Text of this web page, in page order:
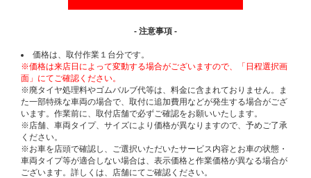
- 注意事項 -
価格は、取付作業１台分です。
※価格は来店日によって変動する場合がございますので、「日程選択画
面」にてご確認ください。
※廃タイヤ処理料やゴムバルブ代等は、料金に含まれておりません。ま
た一部特殊な車両の場合で、取付に追加費用などが発生する場合がござ
います。作業前に、取付店舗で必ずご確認をお願いいたします。
※店舗、車両タイプ、サイズにより価格が異なりますので、予めご了承
ください。
※お車を店頭で確認し、ご選択いただいたサービス内容とお車の状態・
車両タイプ等が適合しない場合は、表示価格と作業価格が異なる場合が
ございます。詳しくは、店舗にてご確認ください。